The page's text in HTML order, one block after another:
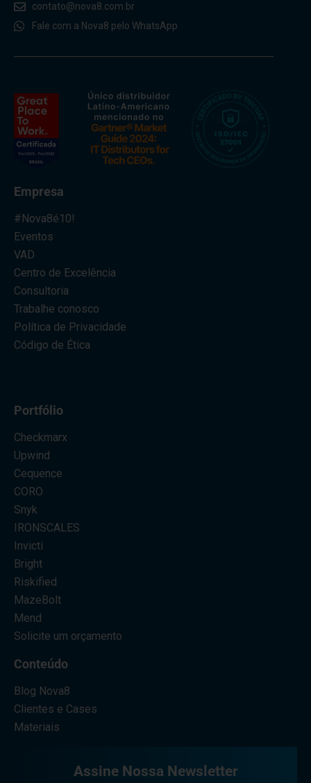
contato@nova8.com.br
Fale com a Nova8 pelo WhatsApp
Empresa
#Nova8é10!
Eventos
VAD
Centro de Excelência
Consultoria
Trabalhe conosco
Política de Privacidade
Código de Ética
Portfólio
Checkmarx
Upwind
Cequence
CORO
Snyk
IRONSCALES
Invicti
Bright
Riskified
MazeBolt
Mend
Solicite um orçamento
Conteúdo
Blog Nova8
Clientes e Cases
Materiais
Assine Nossa Newsletter